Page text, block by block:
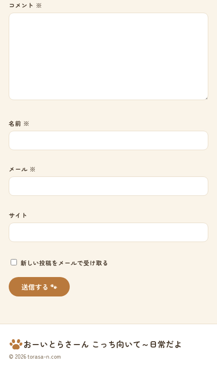
コメント ※
名前 ※
メール ※
サイト
新しい投稿をメールで受け取る
おーいとらさーん こっち向いて～日常だよ
© 2026 torasa-n.com